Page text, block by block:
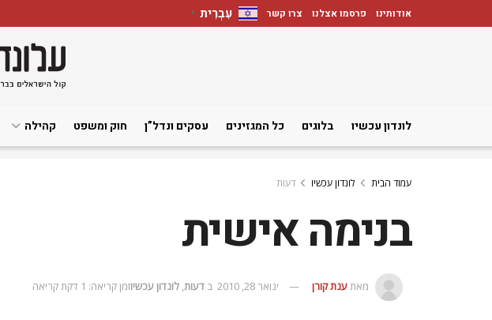
אודותינו פרסמו אצלנו צרו קשר עִבְרִית ▼
לונדון עכשיו בלוגים כל המגזינים עסקים ונדל”ן חוק ומשפט קהילה
עמוד הבית לונדון עכשיו דעות
בנימה אישית
מאתענת קורן ינואר 28, 2010 ב דעות, לונדון עכשיוזמן קריאה: 1 דקת קריאה